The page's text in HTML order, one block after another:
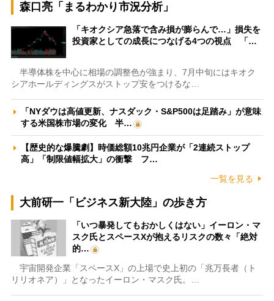
森口亮「まるわかり市況分析」
「キオクシア急落で含み損が膨らんで…」損失を
投資家としての成長につなげる4つの視点 「…
半導体株を中心に相場の調整色が強まり、7月中旬にはキオク
シアホールディングスがストップ安をつけるな…
「NYダウは高値更新、ナスダック・S&P500は足踏み」が意味
する米国株市場の変化 半…
【歴史的な爆騰劇】時価総額10兆円企業が「2連続ストップ
高」「制限値幅拡大」の衝撃 フ…
一覧を見る
大前研一「ビジネス新大陸」の歩き方
「いつ暴発してもおかしくはない」イーロン・マ
スク氏とスペースXが抱えるリスクの数々「絶対
的…
宇宙開発企業「スペースX」の上場で史上初の「兆万長者（ト
リリオネア）」となったイーロン・マスク氏。…